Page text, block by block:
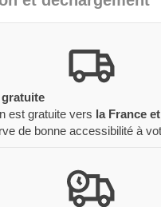
est gratuite vers la France
de bonne accessibilité à